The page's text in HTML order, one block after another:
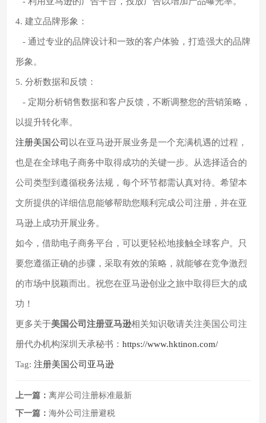
4. 建立品牌形象：
- 通过专业的品牌设计和一致的客户体验，打造强大的品牌
形象。
5. 分析数据和反馈：
- 定期分析销售数据和客户反馈，不断调整您的营销策略，
以提升转化率。
注册美国公司 以在亚马逊开展业务是一个充满机遇的过程，
也是在全球电子商务中取得成功的关键一步。从选择适合的
公司类型到遵循税务法规，每个环节都需认真对待。希望本
文所提供的详细信息能够帮助您顺利完成公司注册，并在亚
马逊上成功开展业务。
如今，借助电子商务平台，可以更轻松地接触全球客户。只
要您遵循正确的步骤，采取有效的策略，就能够在竞争激烈
的市场中脱颖而出。祝您在亚马逊创业之旅中取得巨大的成
功！
更多关于美国公司注册亚马逊相关知识敬请关注美国公司注
册代办机构深圳天承秘书： https://www.hktinon.com/
Tag: 注册美国公司亚马逊
上一篇： 离岸公司注册标准最新
下一篇： 海外公司注册避税